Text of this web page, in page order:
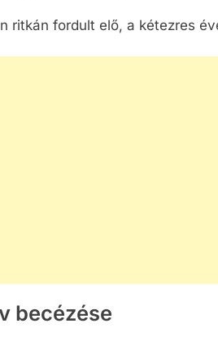
ritkán fordult elő, a kétezres
becézése